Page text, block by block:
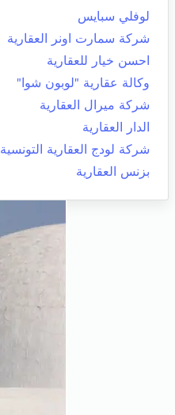
لوفلي سبايس
شركة سمارت اونر العقارية
احسن خيار للعقارية
وكالة عقارية "لوبون شوا"
شركة ميرال العقارية
الدار العقارية
شركة لودج العقارية التونسية
بزنس العقارية